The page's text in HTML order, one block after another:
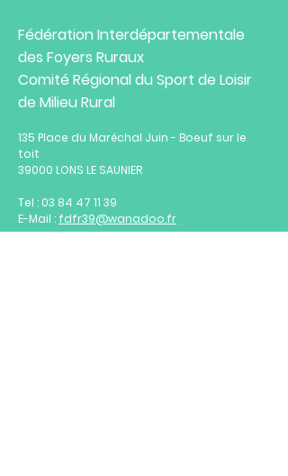
Fédération Interdépartementale
des Foyers Ruraux
Comité Régional du Sport de Loisir
de Milieu Rural
135 Place du Maréchal Juin - Boeuf sur le
toit
39000 LONS LE SAUNIER
Tel : 03 84 47 11 39
E-Mail : fdfr39@wanadoo.fr